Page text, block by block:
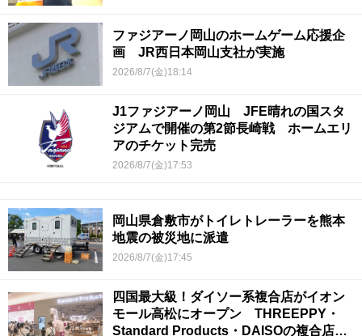
ファジアーノ岡山のホームゲーム応援企
画 JR西日本岡山支社が実施
2026/8/7(金)18:14
J1ファジアーノ岡山 JFE晴れの国スタ
ジアムで開催の第2節長崎戦 ホームエリ
アのチケット完売
2026/8/7(金)17:53
岡山県倉敷市がトイレトレーラーを熊本
地震の被災地に派遣
2026/8/7(金)17:45
四国最大級！ダイソー系複合店がイオン
モール高松にオープン THREEPPY・
Standard Products・DAISOの複合店は